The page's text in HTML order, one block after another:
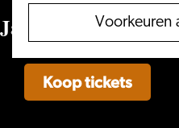
Voorkeuren
Jan Beuving –
Koop tickets